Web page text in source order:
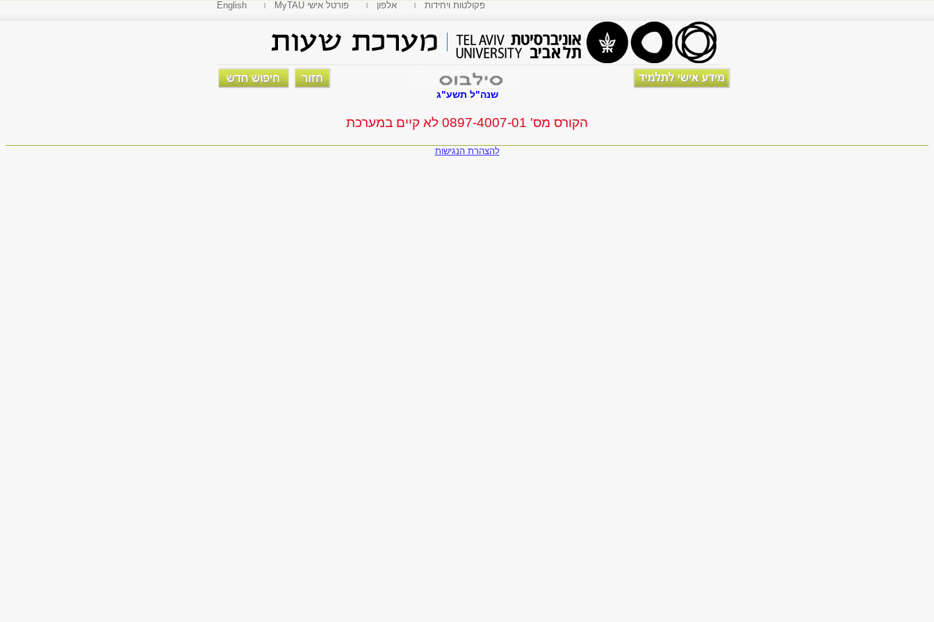
English MyTAU פורטל אישי אלפון פקולטות ויחידות
שנה"ל תשע"ג
הקורס מס' 0897-4007-01 לא קיים במערכת
להצהרת הנגישות